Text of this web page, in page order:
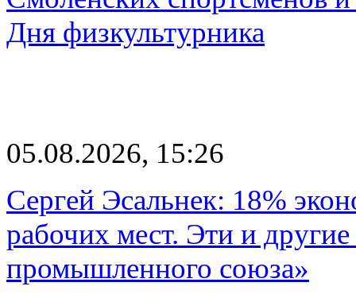
Дня физкультурника
05.08.2026, 15:26
Сергей Эсальнек: 18%
рабочих мест. Эти и
промышленного союза»